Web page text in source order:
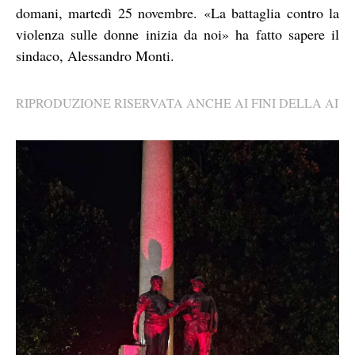
domani, martedì 25 novembre. «La battaglia contro la
violenza sulle donne inizia da noi» ha fatto sapere il
sindaco, Alessandro Monti.
RIPRODUZIONE RISERVATA ANCHE AI FINI DELLA AI